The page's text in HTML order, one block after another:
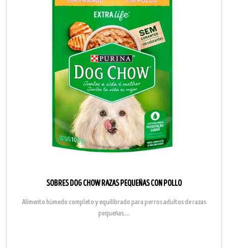
SOBRES DOG CHOW RAZAS PEQUEÑAS CON POLLO
Alimento húmedo completo y equilibrado para perros adultos de razas
pequeñas....